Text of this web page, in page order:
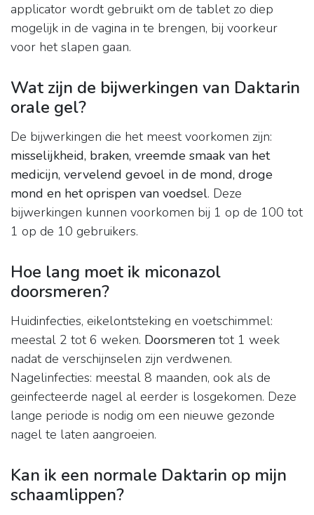
applicator wordt gebruikt om de tablet zo diep
mogelijk in de vagina in te brengen, bij voorkeur
voor het slapen gaan.
Wat zijn de bijwerkingen van Daktarin
orale gel?
De bijwerkingen die het meest voorkomen zijn:
misselijkheid, braken, vreemde smaak van het
medicijn, vervelend gevoel in de mond, droge
mond en het oprispen van voedsel. Deze
bijwerkingen kunnen voorkomen bij 1 op de 100 tot
1 op de 10 gebruikers.
Hoe lang moet ik miconazol
doorsmeren?
Huidinfecties, eikelontsteking en voetschimmel:
meestal 2 tot 6 weken. Doorsmeren tot 1 week
nadat de verschijnselen zijn verdwenen.
Nagelinfecties: meestal 8 maanden, ook als de
geinfecteerde nagel al eerder is losgekomen. Deze
lange periode is nodig om een nieuwe gezonde
nagel te laten aangroeien.
Kan ik een normale Daktarin op mijn
schaamlippen?